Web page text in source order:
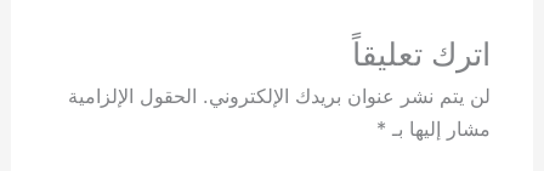
اترك تعليقاً
لن يتم نشر عنوان بريدك الإلكتروني. الحقول الإلزامية
مشار إليها بـ *